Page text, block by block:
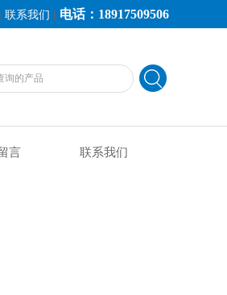
| 联系我们 | 电话：18917509506
言 联系我们